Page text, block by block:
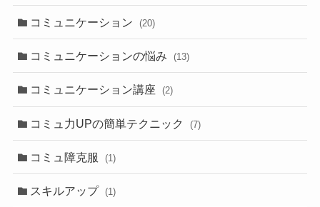
コミュニケーション (20)
コミュニケーションの悩み (13)
コミュニケーション講座 (2)
コミュ力UPの簡単テクニック (7)
コミュ障克服 (1)
スキルアップ (1)